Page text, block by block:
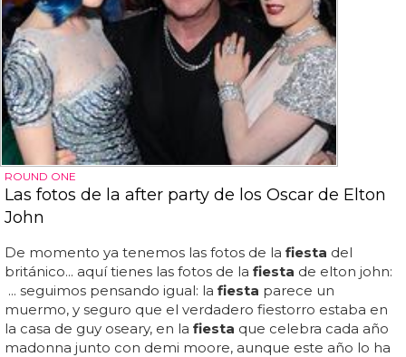
ROUND ONE
Las fotos de la after party de los Oscar de Elton
John
De momento ya tenemos las fotos de la fiesta del
británico... aquí tienes las fotos de la fiesta de elton john:
... seguimos pensando igual: la fiesta parece un
muermo, y seguro que el verdadero fiestorro estaba en
la casa de guy oseary, en la fiesta que celebra cada año
madonna junto con demi moore, aunque este año lo ha